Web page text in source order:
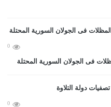
0
فى الجولان السورية المحتلة
0